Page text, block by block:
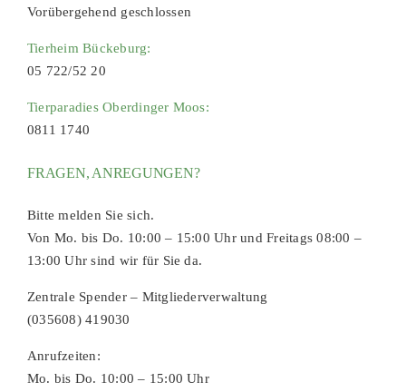
Vorübergehend geschlossen
Tierheim Bückeburg:
05 722/52 20
Tierparadies Oberdinger Moos:
0811 1740
FRAGEN, ANREGUNGEN?
Bitte melden Sie sich.
Von Mo. bis Do. 10:00 – 15:00 Uhr und Freitags 08:00 –
13:00 Uhr sind wir für Sie da.
Zentrale Spender – Mitgliederverwaltung
(035608) 419030
Anrufzeiten:
Mo. bis Do. 10:00 – 15:00 Uhr